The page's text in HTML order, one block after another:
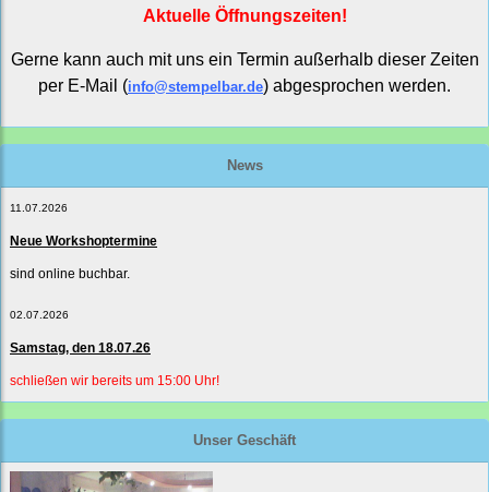
Aktuelle Öffnungszeiten!
Gerne kann auch mit uns ein Termin außerhalb dieser Zeiten
per E-Mail (info@stempelbar.de) abgesprochen werden.
News
11.07.2026
Neue Workshoptermine
sind online buchbar.
02.07.2026
Samstag, den 18.07.26
schließen wir bereits um 15:00 Uhr!
Unser Geschäft